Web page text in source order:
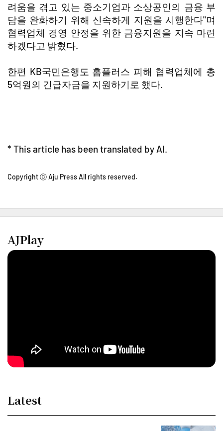
려움을 겪고 있는 중소기업과 소상공인의 금융 부
담을 완화하기 위해 신속하게 지원을 시행한다"며
협력업체 경영 안정을 위한 금융지원을 지속 마련
하겠다고 밝혔다.
한편 KB국민은행도 홈플러스 피해 협력업체에 총
5억원의 긴급자금을 지원하기로 했다.
* This article has been translated by AI.
Copyright ⓒ Aju Press All rights reserved.
AJPlay
Latest